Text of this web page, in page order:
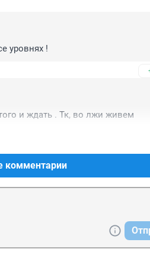
уровнях !
и ждать . Тк, во лжи живем
комментарии